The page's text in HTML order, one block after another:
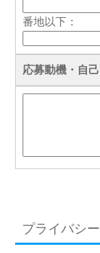
番地以下：
応募動機・自
プライバシ